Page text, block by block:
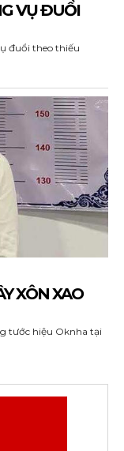
VỤ ĐUỔI
đuổi theo thiếu
XÔN XAO
tước hiệu Oknha tại